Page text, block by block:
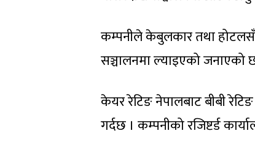
कम्पनीले केबुलकार तथा होटलसँगै
सञ्चालनमा ल्याइएको जनाएको
केयर रेटिङ नेपालबाट बीबी
गर्दछ । कम्पनीको रजिष्टर्ड